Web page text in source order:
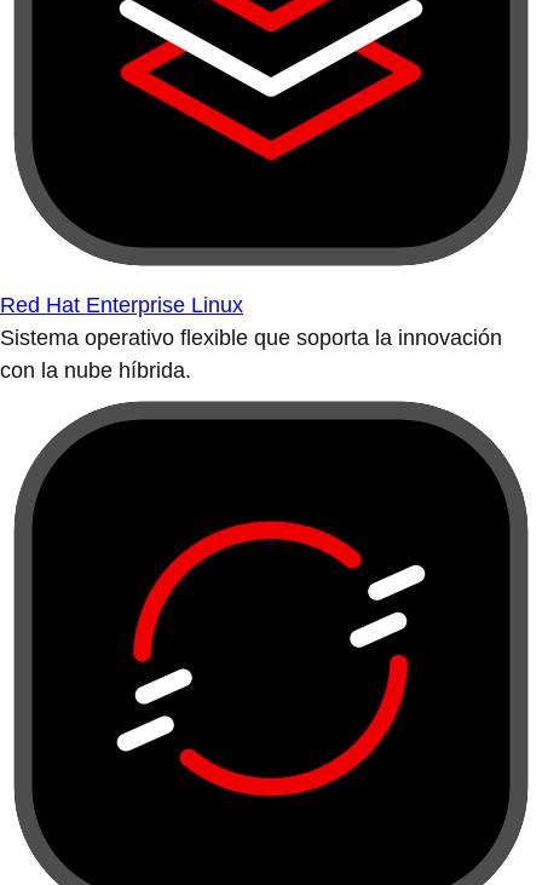
Red Hat Enterprise Linux
Sistema operativo flexible que soporta la innovación
con la nube híbrida.